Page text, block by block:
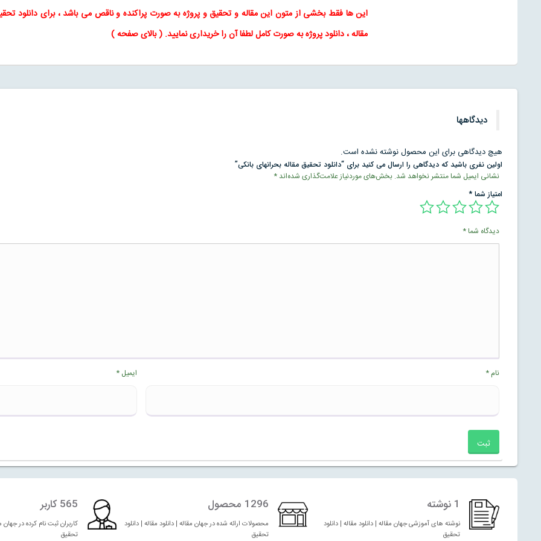
این ها فقط بخشی از متون اینمقاله وتحقیق و پروژه به صورت پراکنده و ناقص می باشد ، برای دانلود
مقاله، دانلود پروژه به صورت کامل لطفا آن را خریداری نمایید. (بالای صفحه)
دیدگاهها
هیچ دیدگاهی برای این محصول نوشته نشده است.
اولین نفری باشید که دیدگاهی را ارسال می کنید برای “دانلود تحقیق مقاله بحرانهای بانكی”
نشانی ایمیل شما منتشر نخواهد شد. بخش‌های موردنیاز علامت‌گذاری شده‌اند*
امتیاز شما*
دیدگاه شما*
نام* ایمیل *
1 نوشته
نوشته های آموزشی جهان مقاله | دانلود مقاله | دانلود
تحقیق
1296 محصول
محصولات ارائه شده در جهان مقاله | دانلود مقاله | دانلود
تحقیق
565 کاربر
کاربران ثبت نام کرده در جهان
تحقیق